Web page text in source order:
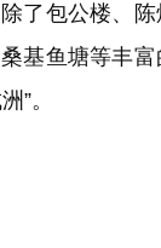
了包公楼、陈
基鱼塘等丰
”。